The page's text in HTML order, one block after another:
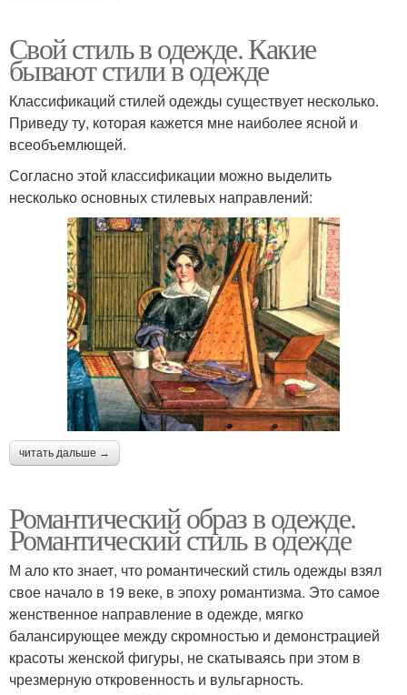
Свой стиль в одежде. Какие
бывают стили в одежде
Классификаций стилей одежды существует несколько.
Приведу ту, которая кажется мне наиболее ясной и
всеобъемлющей.
Согласно этой классификации можно выделить
несколько основных стилевых направлений:
читать дальше →
Романтический образ в одежде.
Романтический стиль в одежде
М ало кто знает, что романтический стиль одежды взял
свое начало в 19 веке, в эпоху романтизма. Это самое
женственное направление в одежде, мягко
балансирующее между скромностью и демонстрацией
красоты женской фигуры, не скатываясь при этом в
чрезмерную откровенность и вульгарность.